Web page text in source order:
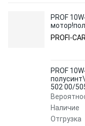
PROF
MB 229.3,
PROFI-CAR
PROF
502 00/
Наличие
Отгрузка